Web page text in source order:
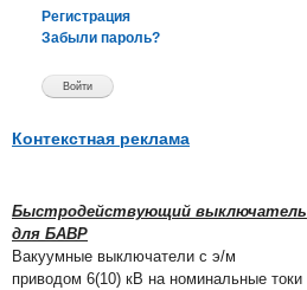
Регистрация
Забыли пароль?
Контекстная реклама
Быстродействующий выключатель
для БАВР
Вакуумные выключатели с э/м
приводом 6(10) кВ на номинальные токи